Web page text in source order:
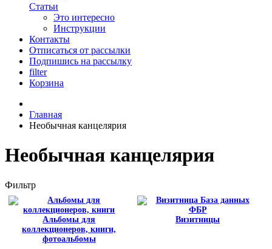
Статьи
Это интересно
Инструкции
Контакты
Отписаться от рассылки
Подпишись на рассылку
filter
Корзина
Главная
Необычная канцелярия
Необычная канцелярия
Фильтр
Альбомы для
коллекционеров, книги,
фотоальбомы
Визитницы